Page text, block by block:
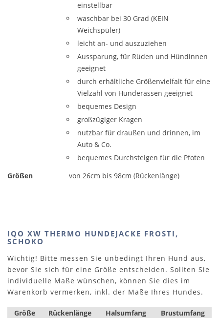
einstellbar
waschbar bei 30 Grad (KEIN
Weichspüler)
leicht an- und auszuziehen
Aussparung, für Rüden und Hündinnen
geeignet
durch erhältliche Größenvielfalt für eine
Vielzahl von Hunderassen geeignet
bequemes Design
großzügiger Kragen
nutzbar für draußen und drinnen, im
Auto & Co.
bequemes Durchsteigen für die Pfoten
Größen
von 26cm bis 98cm (Rückenlänge)
IQO XW THERMO HUNDEJACKE FROSTI,
SCHOKO
Wichtig! Bitte messen Sie unbedingt Ihren Hund aus,
bevor Sie sich für eine Größe entscheiden. Sollten Sie
individuelle Maße wünschen, können Sie dies im
Warenkorb vermerken, inkl. der Maße Ihres Hundes.
Größe Rückenlänge Halsumfang
Brustumfang